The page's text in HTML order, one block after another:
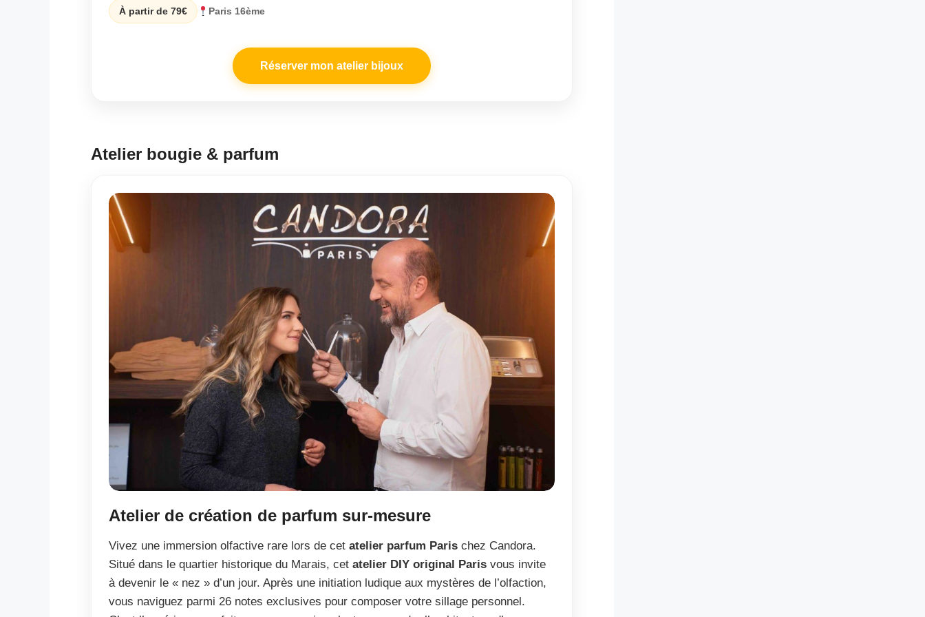
À partir de 79€ Paris 16ème
Réserver mon atelier bijoux
Atelier bougie & parfum
Atelier de création de parfum sur-mesure
Vivez une immersion olfactive rare lors de cet atelier parfum Paris chez Candora.
Situé dans le quartier historique du Marais, cet atelier DIY original Paris vous invite
à devenir le « nez » d’un jour. Après une initiation ludique aux mystères de l’olfaction,
vous naviguez parmi 26 notes exclusives pour composer votre sillage personnel.